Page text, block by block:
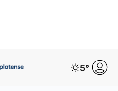
5°